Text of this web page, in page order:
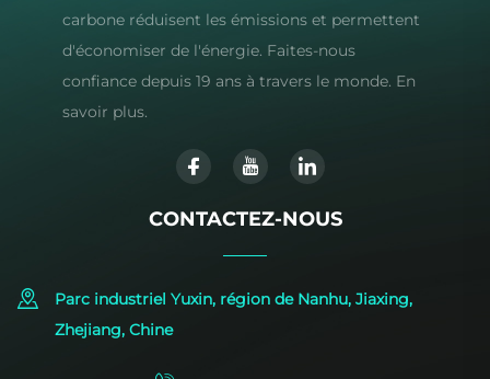
carbone réduisent les émissions et permettent
d'économiser de l'énergie. Faites-nous
confiance depuis 19 ans à travers le monde. En
savoir plus.
CONTACTEZ-NOUS
Parc industriel Yuxin, région de Nanhu, Jiaxing,
Zhejiang, Chine